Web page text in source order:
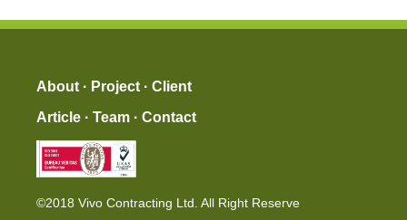
About · Project · Client
Article · Team · Contact
©2018 Vivo Contracting Ltd. All Right Reserve